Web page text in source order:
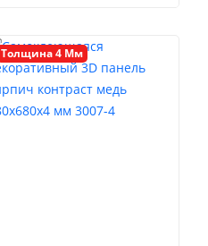
Толщина 4 Мм